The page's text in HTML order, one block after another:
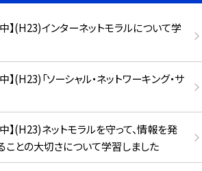
】(H23)インターネットモラルについて学
(H23)「ソーシャル・ネットワーキング・サ
】(H23)ネットモラルを守って、情報を発
ことの大切さについて学習しました